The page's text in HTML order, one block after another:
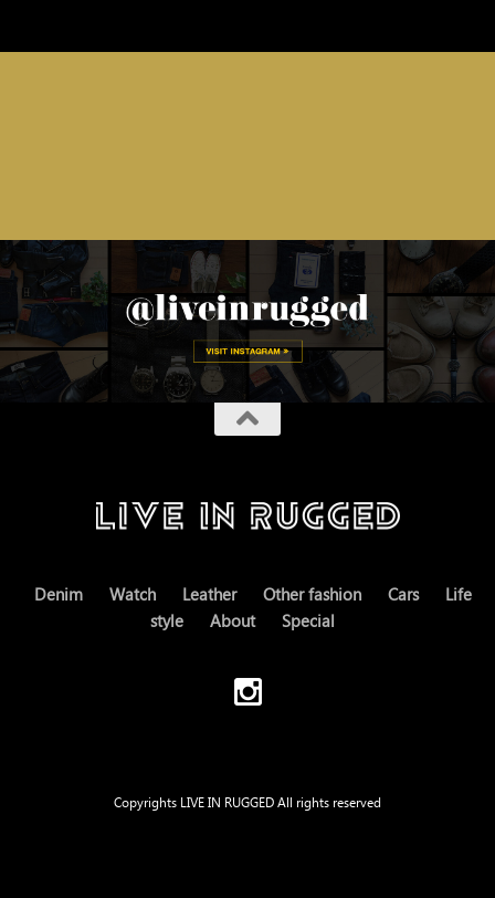
Denim Watch Leather Other fashion Cars
Life
style
About Special
Copyrights LIVE IN RUGGED All rights reserved